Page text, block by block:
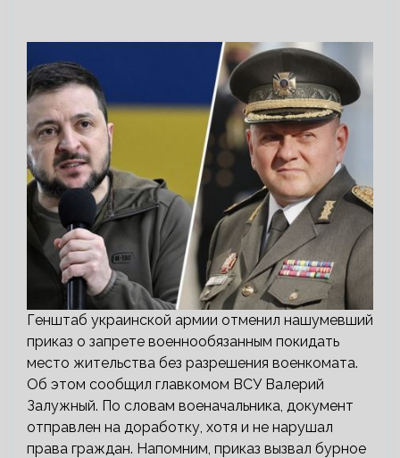
Генштаб украинской армии отменил нашумевший
приказ о запрете военнообязанным покидать
место жительства без разрешения военкомата.
Об этом сообщил главкомом ВСУ Валерий
Залужный. По словам военачальника, документ
отправлен на доработку, хотя и не нарушал
права граждан. Напомним, приказ вызвал бурное